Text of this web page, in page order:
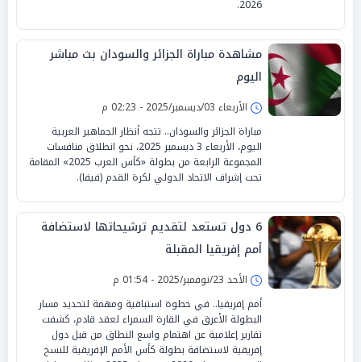
2026.
مشاهدة مباراة الجزائر والسودان بث مباشر
اليوم
الأربعاء 03/ديسمبر/2025 - 02:23 م
مباراة الجزائر والسودان.. تتجه أنظار الجماهير العربية
اليوم، الأربعاء 3 ديسمبر 2025، نحو انطلاق منافسات
المجموعة الرابعة من بطولة «كأس العرب 2025» المقامة
تحت إشراف الاتحاد الدولي لكرة القدم (فيفا).
6 دول تستعد لتقديم ترشيحاتها لاستضافة
أمم إفريقيا المقبلة
الأحد 23/نوفمبر/2025 - 01:54 م
أمم إفريقيا.. في خطوة استباقية ومهمة لتحديد مسار
البطولة الأعرق في القارة السمراء لعقد قادم، كشفت
تقارير إعلامية عن اهتمام واسع النطاق من قبل دول
إفريقية لاستضافة بطولة كأس الأمم الإفريقية للنسخ